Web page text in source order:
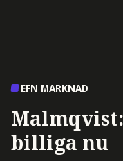
EFN MARKNAD
billiga nu